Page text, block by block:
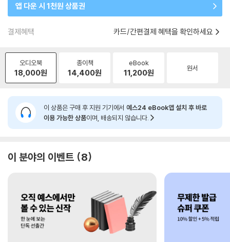
앱 다운 시 1천원 상품권
결제혜택 카드/간편결제 혜택을 확인하세요
오디오북
18,000원
종이책
14,400원
eBook
11,200원 원서
이 상품은 구매 후 지원 기기에서 예스24 eBook앱 설치 후 바로
이용 가능한 상품이며, 배송되지 않습니다.
이 분야의 이벤트 8